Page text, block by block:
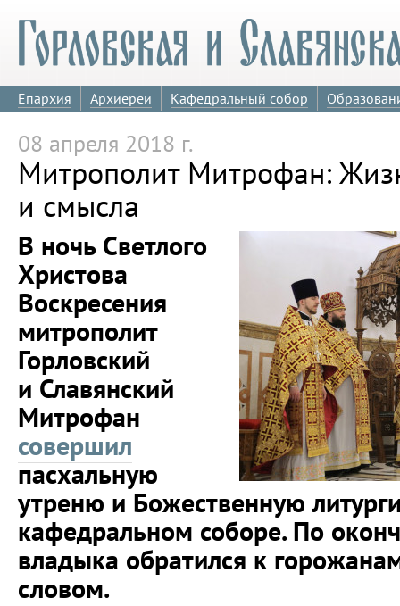
Епархия Архиереи Кафедральный собор
08 апреля 2018 г.
Митрополит Митрофан:
и смысла
В ночь Светлого
Христова
Воскресения
митрополит
Горловский
и Славянский
Митрофан
совершил
пасхальную
утреню и Божественную
кафедральном соборе. По
владыка обратился к
словом.